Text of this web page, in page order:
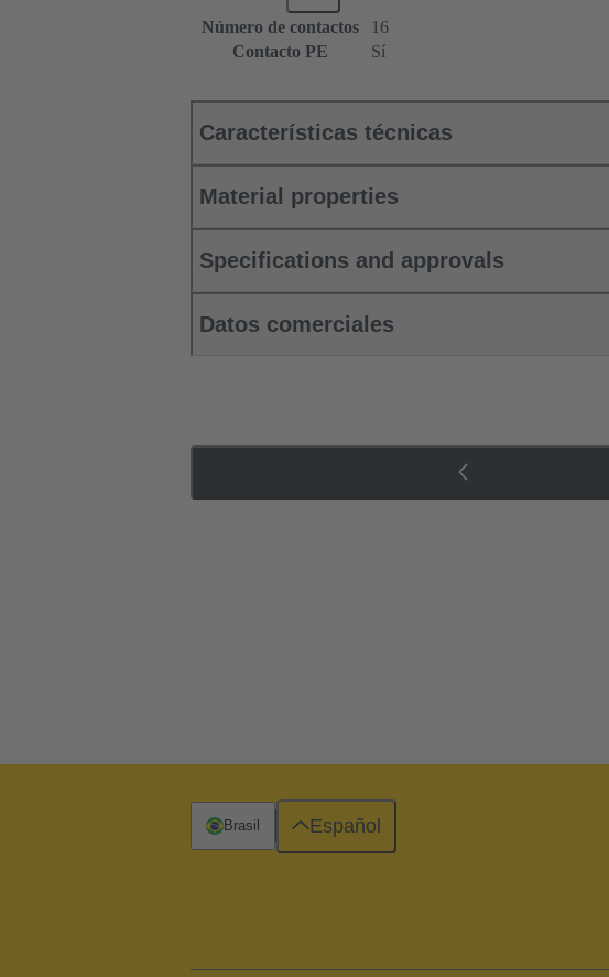
Número de contactos
16
Contacto PE
Sí
Características técnicas
Material properties
Specifications and approvals
Datos comerciales
Brasil Español